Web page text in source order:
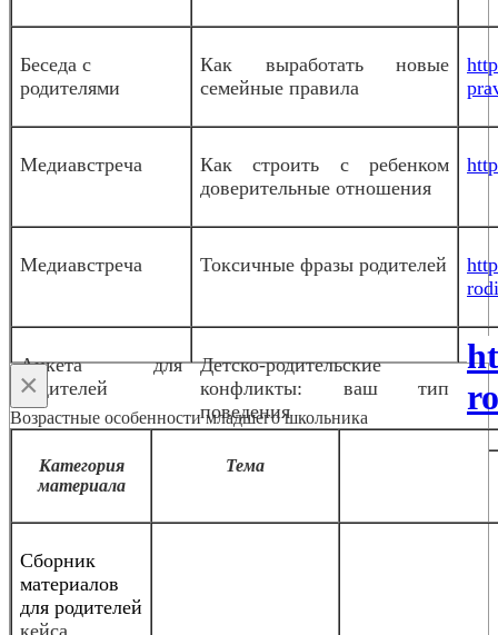
Беседа с
родителями
Как выработать новые
семейные правила
Медиавстреча
Как строить с ребенком
доверительные отношения
Медиавстреча Токсичные фразы родителей
Анкета для
родителей
Детско-родительские
конфликты: ваш тип
поведения
×
Возрастные особенности младшего школьника
Категория
материала
Тема
Сборник
материалов
для родителей
кейса